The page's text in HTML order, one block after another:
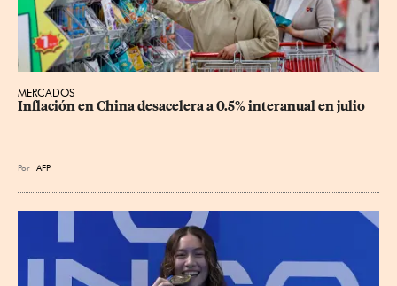
MERCADOS
Inflación en China desacelera a 0.5% interanual en julio
Por AFP